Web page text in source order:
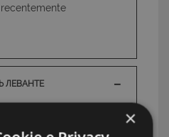
ЛЕВАНТЕ
×